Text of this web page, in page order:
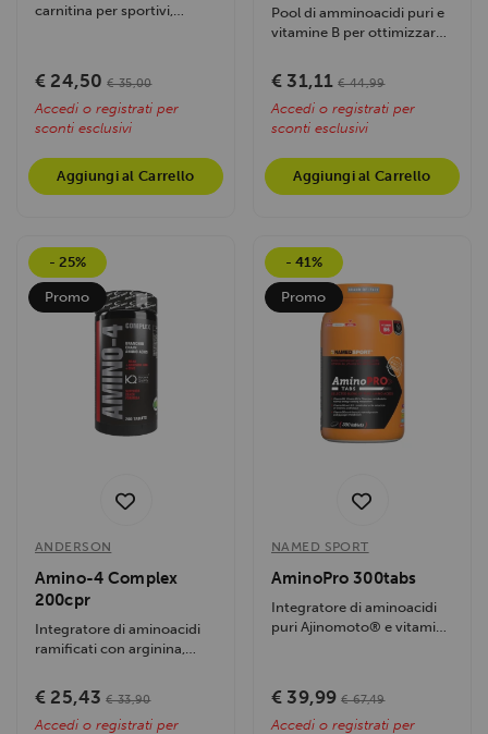
carnitina per sportivi,
€ 24,50 € 35,00
Accedi o registrati per
sconti esclusivi
Aggiungi al Carrello
Pool di amminoacidi puri e
vitamine B per ottimizzare
€ 31,11 € 44,99
Accedi o registrati per
sconti esclusivi
Aggiungi al Carrello
- 25%
Promo
ANDERSON
Amino-4 Complex
200cpr
Integratore di aminoacidi
ramificati con arginina,
Favorisce...
€ 25,43 € 33,90
Accedi o registrati per
- 41%
Promo
NAMED SPORT
AminoPro 300tabs
Integratore di aminoacidi
puri Ajinomoto® e vitamine
€ 39,99 € 67,49
Accedi o registrati per